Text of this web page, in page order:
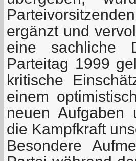
ergänzt und
eine sachliche
Parteitag 1999
kritische
einem
neuen Aufgaben
die Kampfkraft
Besondere